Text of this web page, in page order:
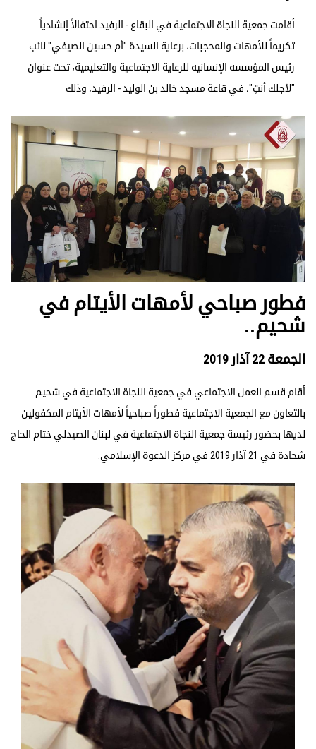
أقامت جمعية النجاة الاجتماعية في البقاع - الرفيد احتفالاً إنشادياً
تكريماً للأمهات والمحجبات، برعاية السيدة "أم حسين الصيفي" نائب
رئيس المؤسسه الإنسانيه للرعاية الاجتماعية والتعليمية، تحت عنوان
"لأجلك أنتِ"، في قاعة مسجد خالد بن الوليد - الرفيد، وذلك
فطور صباحي لأمهات الأيتام في
شحيم..
الجمعة 22 آذار 2019
أقام قسم العمل الاجتماعي في جمعية النجاة الاجتماعية في شحيم
بالتعاون مع الجمعية الاجتماعية فطوراً صباحياً لأمهات الأيتام المكفولين
لديها بحضور رئيسة جمعية النجاة الاجتماعية في لبنان الصيدلي ختام الحاج
شحادة في 21 آذار 2019 في مركز الدعوة الإسلامي.